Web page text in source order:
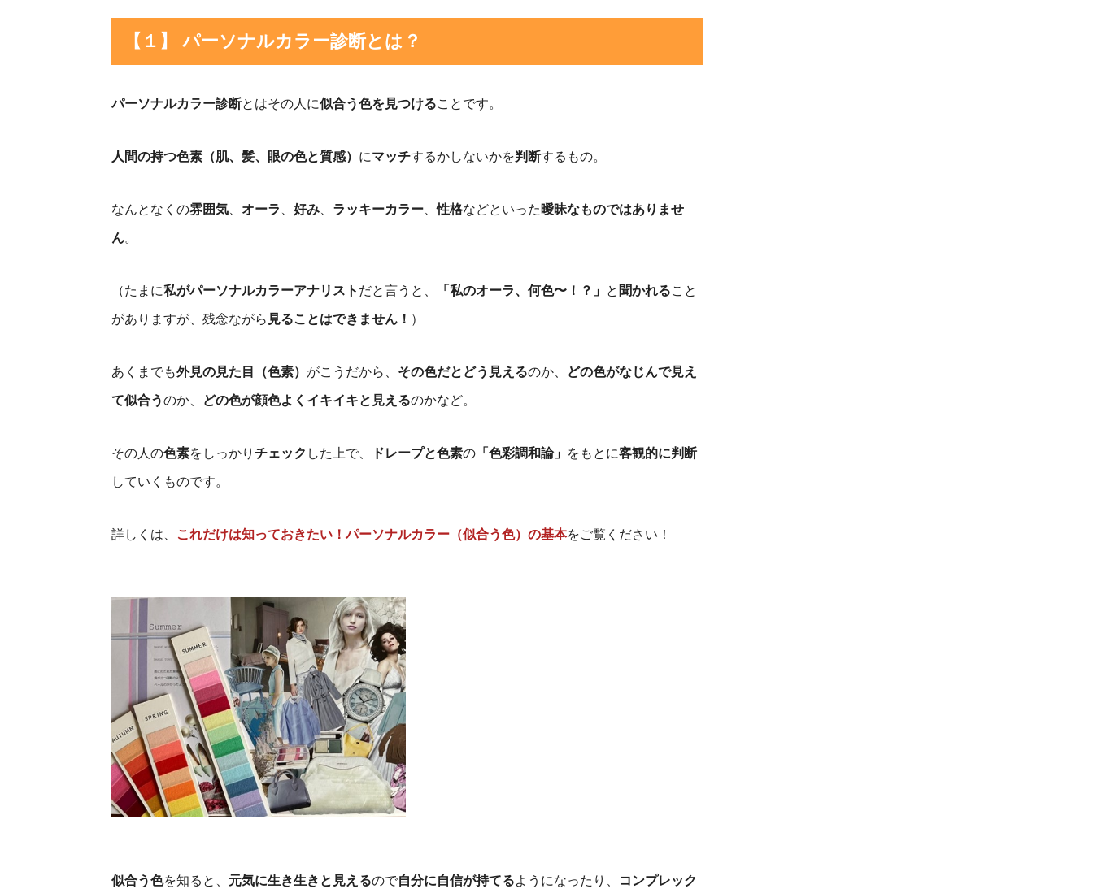
【１】 パーソナルカラー診断とは？
パーソナルカラー診断とはその人に似合う色を見つけることです。
人間の持つ色素（肌、髪、眼の色と質感） にマッチするかしないかを判断するもの。
なんとなくの雰囲気 オーラ 好み ラッキーカラー 、性格などといった 曖昧なものではありませ
ん。
（たまに私がパーソナルカラーアナリスト だと言うと、 「私のオーラ、何色〜！？」 と 聞かれること
がありますが、残念ながら 見ることはできません！ ）
あくまでも外見の見た目（色素） がこうだから、 その色だとどう見えるのか、 どの色がなじんで見え
て似合うのか、 どの色が顔色よくイキイキと見えるのかなど。
その人の色素をしっかり チェック した上で、 ドレープと色素の 「色彩調和論」 をもとに客観的に判断
していくものです。
詳しくは、 これだけは知っておきたい！パーソナルカラー（似合う色）の基本をご覧ください！
似合う色を知ると、 元気に生き生きと見えるので自分に自信が持てるようになったり、 コンプレック